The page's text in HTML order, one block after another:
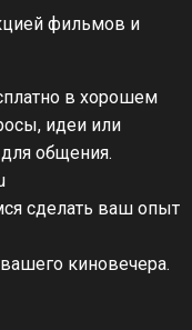
фильмов и
в хорошем
идеи или
общения.
сделать ваш опыт
киновечера.